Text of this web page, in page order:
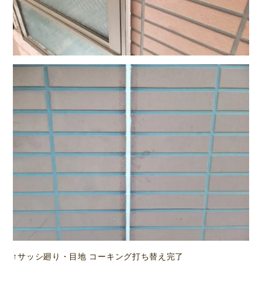
↑サッシ廻り・目地 コーキング打ち替え完了